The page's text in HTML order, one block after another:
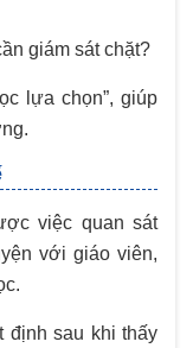
giám sát chặt?
lựa chọn”, giúp
việc quan sát
với giáo viên,
định sau khi thấy